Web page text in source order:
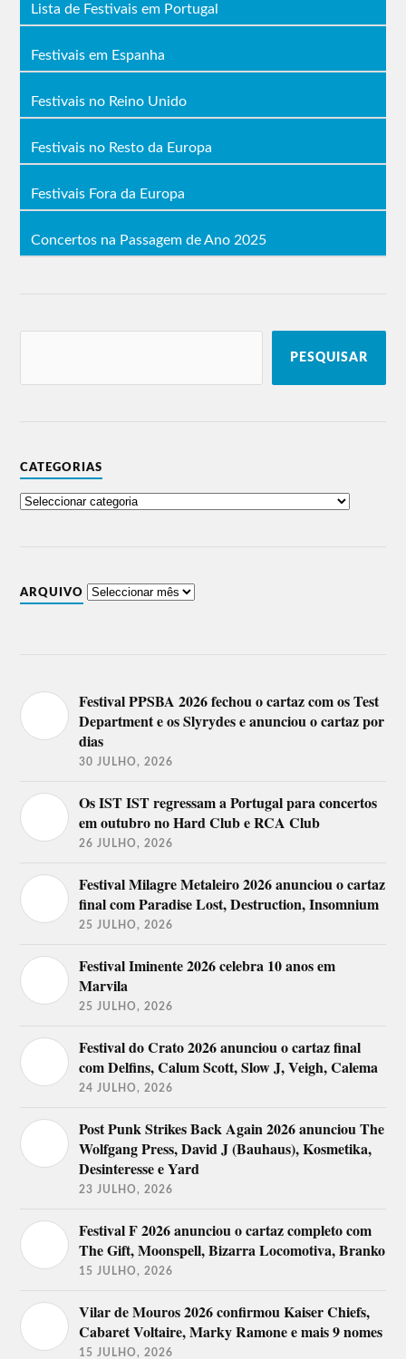
Lista de Festivais em Portugal
Festivais em Espanha
Festivais no Reino Unido
Festivais no Resto da Europa
Festivais Fora da Europa
Concertos na Passagem de Ano 2025
PESQUISAR
CATEGORIAS
ARQUIVO
Festival PPSBA 2026 fechou o cartaz com os Test
Department e os Slyrydes e anunciou o cartaz por
dias
30 JULHO, 2026
Os IST IST regressam a Portugal para concertos
em outubro no Hard Club e RCA Club
26 JULHO, 2026
Festival Milagre Metaleiro 2026 anunciou o cartaz
final com Paradise Lost, Destruction, Insomnium
25 JULHO, 2026
Festival Iminente 2026 celebra 10 anos em
Marvila
25 JULHO, 2026
Festival do Crato 2026 anunciou o cartaz final
com Delfins, Calum Scott, Slow J, Veigh, Calema
24 JULHO, 2026
Post Punk Strikes Back Again 2026 anunciou The
Wolfgang Press, David J (Bauhaus), Kosmetika,
Desinteresse e Yard
23 JULHO, 2026
Festival F 2026 anunciou o cartaz completo com
The Gift, Moonspell, Bizarra Locomotiva, Branko
15 JULHO, 2026
Vilar de Mouros 2026 confirmou Kaiser Chiefs,
Cabaret Voltaire, Marky Ramone e mais 9 nomes
15 JULHO, 2026